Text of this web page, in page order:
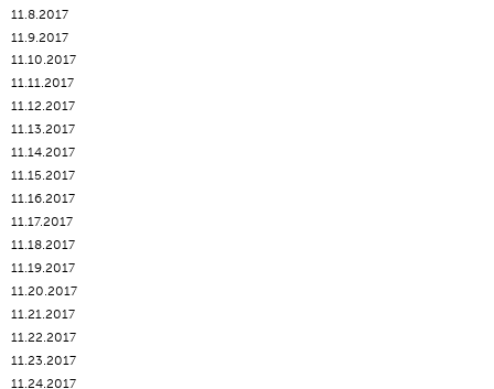
11.8.2017
11.9.2017
11.10.2017
11.11.2017
11.12.2017
11.13.2017
11.14.2017
11.15.2017
11.16.2017
11.17.2017
11.18.2017
11.19.2017
11.20.2017
11.21.2017
11.22.2017
11.23.2017
11.24.2017